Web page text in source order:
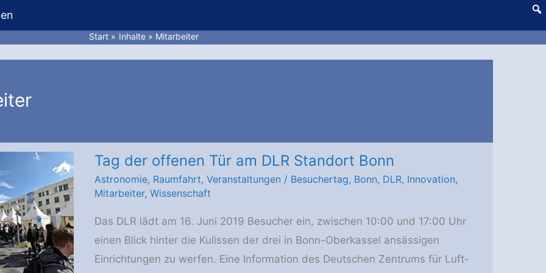
Start Inhalte Mitarbeiter
Tag der offenen Tür am DLR Standort Bonn
Astronomie, Raumfahrt, Veranstaltungen / Besuchertag, Bonn, DLR, Innovation,
Mitarbeiter, Wissenschaft
Das DLR lädt am 16. Juni 2019 Besucher ein, zwischen 10:00 und 17:00 Uhr
einen Blick hinter die Kulissen der drei in Bonn-Oberkassel ansässigen
Einrichtungen zu werfen. Eine Information des Deutschen Zentrums für Luft-